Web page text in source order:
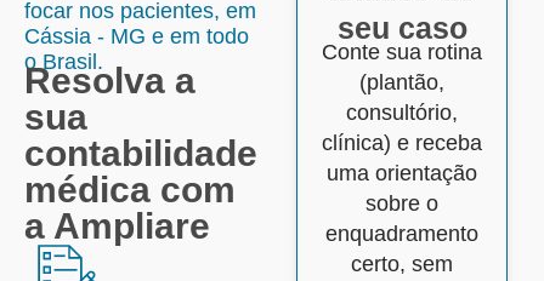
focar nos pacientes, em
Cássia - MG e em todo
o Brasil.
Resolva a
sua
contabilidade
médica com
a Ampliare
seu caso
Conte sua rotina
(plantão,
consultório,
clínica) e receba
uma orientação
sobre o
enquadramento
certo, sem